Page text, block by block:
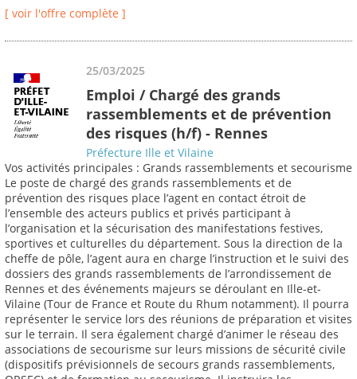
[ voir l'offre complète ]
25/03/2025
Emploi / Chargé des grands
rassemblements et de prévention
des risques (h/f) - Rennes
Préfecture Ille et Vilaine
Vos activités principales : Grands rassemblements et secourisme
Le poste de chargé des grands rassemblements et de
prévention des risques place l’agent en contact étroit de
l’ensemble des acteurs publics et privés participant à
l’organisation et la sécurisation des manifestations festives,
sportives et culturelles du département. Sous la direction de la
cheffe de pôle, l’agent aura en charge l’instruction et le suivi des
dossiers des grands rassemblements de l’arrondissement de
Rennes et des événements majeurs se déroulant en Ille-et-
Vilaine (Tour de France et Route du Rhum notamment). Il pourra
représenter le service lors des réunions de préparation et visites
sur le terrain. Il sera également chargé d’animer le réseau des
associations de secourisme sur leurs missions de sécurité civile
(dispositifs prévisionnels de secours grands rassemblements,